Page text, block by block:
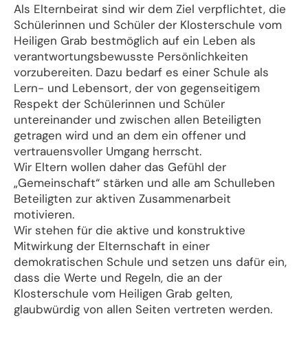
Als Elternbeirat sind wir dem Ziel verpflichtet, die
Schülerinnen und Schüler der Klosterschule vom
Heiligen Grab bestmöglich auf ein Leben als
verantwortungsbewusste Persönlichkeiten
vorzubereiten. Dazu bedarf es einer Schule als
Lern- und Lebensort, der von gegenseitigem
Respekt der Schülerinnen und Schüler
untereinander und zwischen allen Beteiligten
getragen wird und an dem ein offener und
vertrauensvoller Umgang herrscht.
Wir Eltern wollen daher das Gefühl der
„Gemeinschaft“ stärken und alle am Schulleben
Beteiligten zur aktiven Zusammenarbeit
motivieren.
Wir stehen für die aktive und konstruktive
Mitwirkung der Elternschaft in einer
demokratischen Schule und setzen uns dafür ein,
dass die Werte und Regeln, die an der
Klosterschule vom Heiligen Grab gelten,
glaubwürdig von allen Seiten vertreten werden.